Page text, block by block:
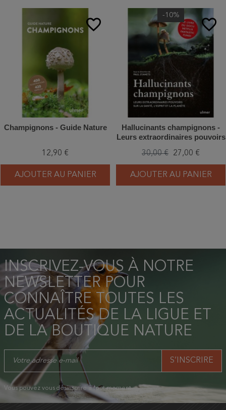
favorite_border
Champignons - Guide Nature
12,90 €
AJOUTER AU PANIER
favorite_border
-10%
Hallucinants champignons -
Leurs extraordinaires pouvoirs
planète
30,00 € 27,00 €
AJOUTER AU PANIER
INSCRIVEZ-VOUS À NOTRE
NEWSLETTER POUR
CONNAÎTRE TOUTES LES
ACTUALITÉS DE LA LIGUE ET
DE LA BOUTIQUE NATURE
Vous pouvez vous désinscrire à tout moment.